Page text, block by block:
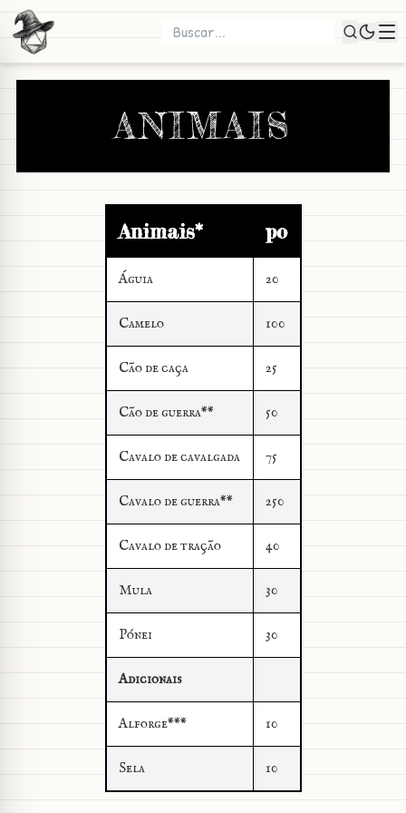
ANIMAIS
Animais* po
Águia 20
Camelo 100
Cão de caça 25
Cão de guerra** 50
Cavalo de cavalgada 75
Cavalo de guerra** 250
Cavalo de tração 40
Mula 30
Pónei 30
Adicionais
Alforge*** 10
Sela 10